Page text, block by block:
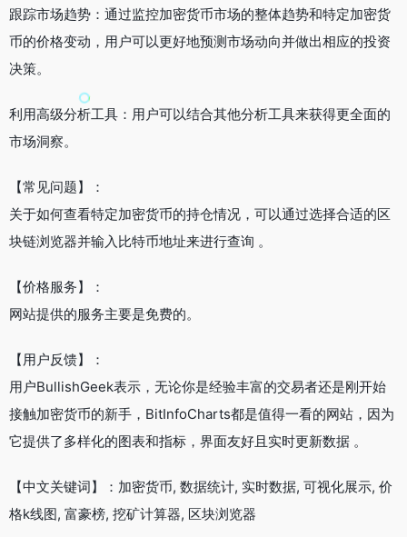
跟踪市场趋势：通过监控加密货币市场的整体趋势和特定加密货
币的价格变动，用户可以更好地预测市场动向并做出相应的投资
决策。
利用高级分析工具：用户可以结合其他分析工具来获得更全面的
市场洞察。
【常见问题】：
关于如何查看特定加密货币的持仓情况，可以通过选择合适的区
块链浏览器并输入比特币地址来进行查询 。
【价格服务】：
网站提供的服务主要是免费的。
【用户反馈】：
用户BullishGeek表示，无论你是经验丰富的交易者还是刚开始
接触加密货币的新手，BitInfoCharts都是值得一看的网站，因为
它提供了多样化的图表和指标，界面友好且实时更新数据 。
【中文关键词】：加密货币, 数据统计, 实时数据, 可视化展示, 价
格k线图, 富豪榜, 挖矿计算器, 区块浏览器